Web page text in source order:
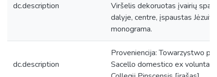
dc.description
Viršelis dekoruotas įvairių
dalyje, centre, įspaustas
monograma.
dc.description
Proveniencija: Towarzystwo
Sacello domestico ex